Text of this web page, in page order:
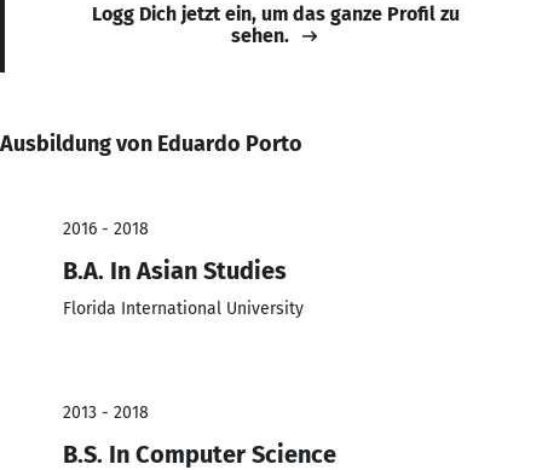
Logg Dich jetzt ein, um das ganze Profil zu
sehen.
Ausbildung von Eduardo Porto
2016 - 2018
B.A. In Asian Studies
Florida International University
2013 - 2018
B.S. In Computer Science